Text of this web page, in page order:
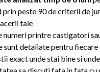
peste 90 de criterii de
tale
numeri printre castigatori
sunt detaliate pentru
exact unde stai bine si